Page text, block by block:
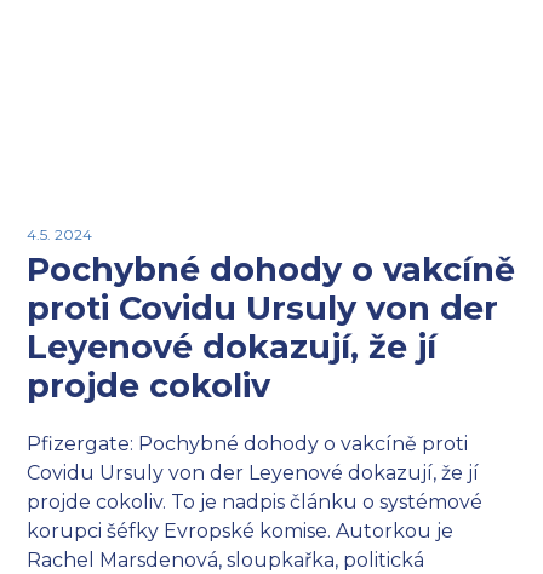
4.5. 2024
Pochybné dohody o vakcíně
proti Covidu Ursuly von der
Leyenové dokazují, že jí
projde cokoliv
Pfizergate: Pochybné dohody o vakcíně proti
Covidu Ursuly von der Leyenové dokazují, že jí
projde cokoliv. To je nadpis článku o systémové
korupci šéfky Evropské komise. Autorkou je
Rachel Marsdenová, sloupkařka, politická